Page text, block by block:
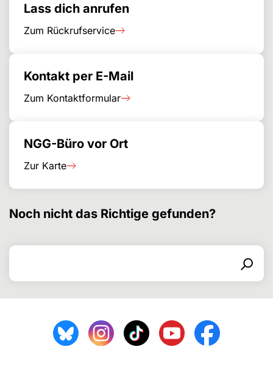
Lass dich anrufen
Zum Rückrufservice
Kontakt per E-Mail
Zum Kontaktformular
NGG-Büro vor Ort
Zur Karte
Noch nicht das Richtige gefunden?
Search for
Search